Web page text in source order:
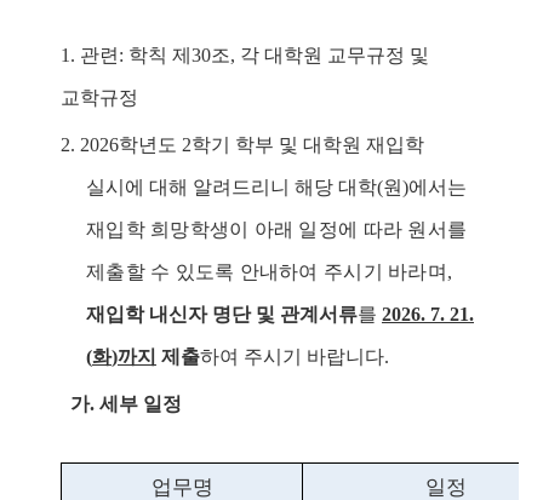
1. 관련 : 학칙 제 30조, 각 대학원 교무규정 및
교학규정
2. 2026학년도 2학기 학부 및 대학원 재입학
실시에 대해 알려드리니 해당 대학(원)에서는
재입학 희망학생이 아래 일정에 따라 원서를
제출할 수 있도록 안내하여 주시기 바라며 ,
재입학 내신자 명단 및 관계서류를 2026. 7. 21.
(화)까지 제출하여 주시기 바랍니다.
가. 세부 일정
업무명 일정